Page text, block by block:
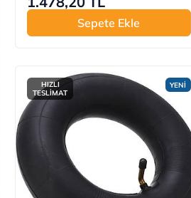
Sepete Ekle
YENİ
HIZLI
TESLİMAT